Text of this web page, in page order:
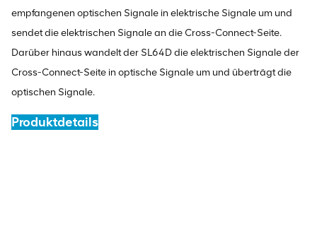
empfangenen optischen Signale in elektrische Signale um und
sendet die elektrischen Signale an die Cross-Connect-Seite.
Darüber hinaus wandelt der SL64D die elektrischen Signale der
Cross-Connect-Seite in optische Signale um und überträgt die
optischen Signale.
Produktdetails